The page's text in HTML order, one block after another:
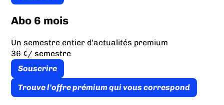
Abo 6 mois
Un semestre entier d’actualités premium
36 €/ semestre
Souscrire
Trouve l’offre prémium qui vous correspond